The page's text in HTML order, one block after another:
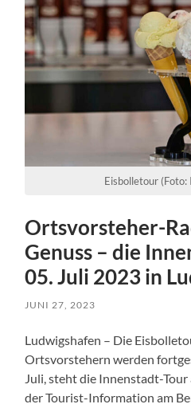
Eisbolletour (Foto:
Ortsvorsteher-
Genuss – die
05. Juli 2023 in
JUNI 27, 2023
Ludwigshafen – Die
Ortsvorstehern werden
Juli, steht die Innenstadt-
der Tourist-Information am